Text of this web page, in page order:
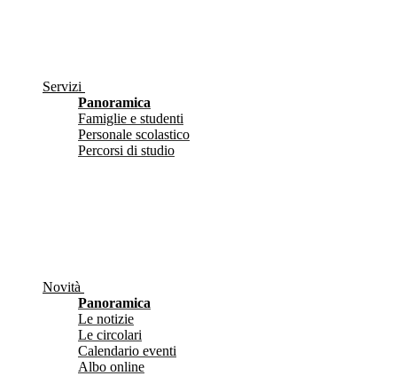
Servizi
Panoramica
Famiglie e studenti
Personale scolastico
Percorsi di studio
Novità
Panoramica
Le notizie
Le circolari
Calendario eventi
Albo online